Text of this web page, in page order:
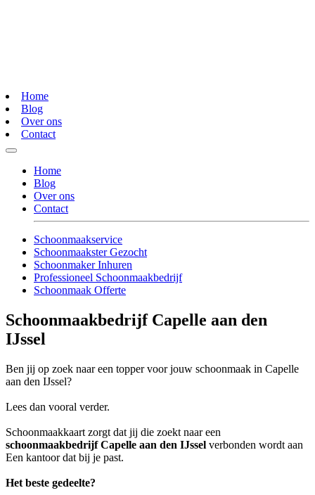
Home
Blog
Over ons
Contact
Home
Blog
Over ons
Contact
Schoonmaakservice
Schoonmaakster Gezocht
Schoonmaker Inhuren
Professioneel Schoonmaakbedrijf
Schoonmaak Offerte
Schoonmaakbedrijf Capelle aan den
IJssel
Ben jij op zoek naar een topper voor jouw schoonmaak in Capelle
aan den IJssel?
Lees dan vooral verder.
Schoonmaakkaart zorgt dat jij die zoekt naar een
schoonmaakbedrijf Capelle aan den IJssel verbonden wordt aan
Een kantoor dat bij je past.
Het beste gedeelte?